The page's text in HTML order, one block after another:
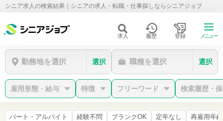
シニア求人の検索結果｜シニアの求人・転職・仕事探しならシニアジョブ
求人 履歴 登録 メニュー
勤務地を選択 選択 職種を選択 選択
雇用形態・給与 特徴 フリーワード 検索履歴・
パート・アルバイト 経験不問 ブランクOK 定年なし 再雇用年